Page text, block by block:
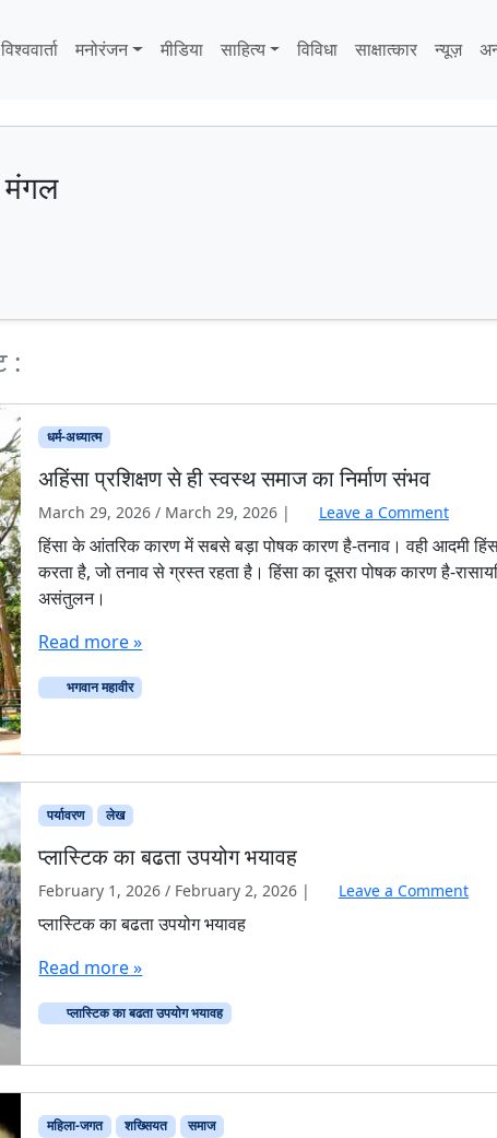
विश्ववार्ता मनोरंजन मीडिया साहित्‍य विविधा साक्षात्‍कार न्यूज़
मंगल
:
धर्म-अध्यात्म
अहिंसा प्रशिक्षण से ही स्वस्थ समाज का निर्माण संभव
March 29, 2026 / March 29, 2026 | Leave a Comment
हिंसा के आंतरिक कारण में सबसे बड़ा पोषक कारण है-तनाव। वही आदमी
करता है, जो तनाव से ग्रस्त रहता है। हिंसा का दूसरा पोषक कारण है-
असंतुलन।
Read more »
भगवान महावीर
पर्यावरण लेख
प्लास्टिक का बढता उपयोग भयावह
February 1, 2026 / February 2, 2026 | Leave a Comment
प्लास्टिक का बढता उपयोग भयावह
Read more »
प्लास्टिक का बढता उपयोग भयावह
महिला-जगत शख्सियत समाज